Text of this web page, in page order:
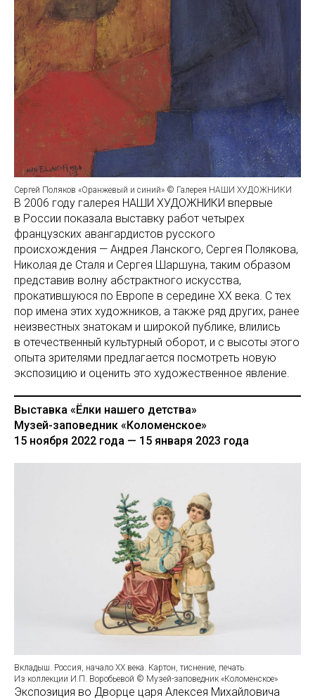
Сергей Поляков «Оранжевый и синий» © Галерея НАШИ ХУДОЖНИКИ
В 2006 году галерея НАШИ ХУДОЖНИКИ впервые
в России показала выставку работ четырех
французских авангардистов русского
происхождения — Андрея Ланского, Сергея Полякова,
Николая де Сталя и Сергея Шаршуна, таким образом
представив волну абстрактного искусства,
прокатившуюся по Европе в середине ХХ века. С тех
пор имена этих художников, а также ряд других, ранее
неизвестных знатокам и широкой публике, влились
в отечественный культурный оборот, и с высоты этого
опыта зрителями предлагается посмотреть новую
экспозицию и оценить это художественное явление.
Выставка «Ёлки нашего детства»
Музей-заповедник «Коломенское»
15 ноября 2022 года — 15 января 2023 года
Вкладыш. Россия, начало XX века. Картон, тиснение, печать.
Из коллекции И.П. Воробьевой © Музей-заповедник «Коломенское»
Экспозиция во Дворце царя Алексея Михайловича